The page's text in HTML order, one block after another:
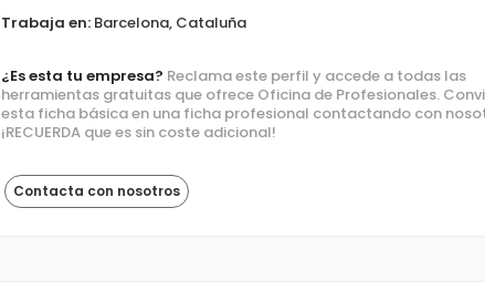
Trabaja en: Barcelona, Cataluña
¿Es esta tu empresa? Reclama este perfil y accede a todas las
herramientas gratuitas que ofrece Oficina de Profesionales.
esta ficha básica en una ficha profesional contactando con
¡RECUERDA que es sin coste adicional!
Contacta con nosotros